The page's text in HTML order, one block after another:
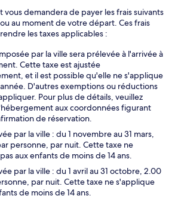
vous demandera de payer les frais suivants
au moment de votre départ. Ces frais
les taxes applicables :
par la ville sera prélevée à l'arrivée à
Cette taxe est ajustée
et il est possible qu'elle ne s'applique
D'autres exemptions ou réductions
Pour plus de détails, veuillez
aux coordonnées figurant
de réservation.
par la ville : du 1 novembre au 31 mars,
personne, par nuit. Cette taxe ne
aux enfants de moins de 14 ans.
par la ville : du 1 avril au 31 octobre, 2.00
par nuit. Cette taxe ne s'applique
de moins de 14 ans.